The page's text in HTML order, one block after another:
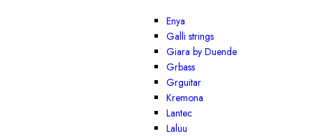
Enya
Galli strings
Giara by Duende
Grbass
Grguitar
Kremona
Lantec
Laluu